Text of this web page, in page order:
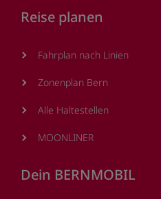
Reise planen
Fahrplan nach Linien
Zonenplan Bern
Alle Haltestellen
MOONLINER
Dein BERNMOBIL